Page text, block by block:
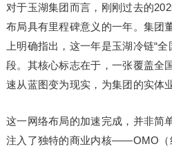
对于玉湖集团而言，刚刚过去的
布局具有里程碑意义的一年。集团
上明确指出，这一年是玉湖冷链“
段。其核心标志在于，一张覆盖全
速从蓝图变为现实，为集团的实体
这一网络布局的加速完成，并非简
注入了独特的商业内核——OMO（